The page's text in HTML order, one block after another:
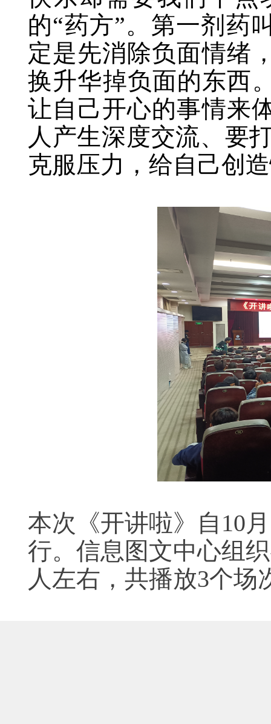
的“药方”。第一剂药
定是先消除负面情绪
换升华掉负面的东西
让自己开心的事情来
人产生深度交流、要
克服压力，给自己创
本次《开讲啦》自10
行。 信息图文中心组
人左右，共播放3个场